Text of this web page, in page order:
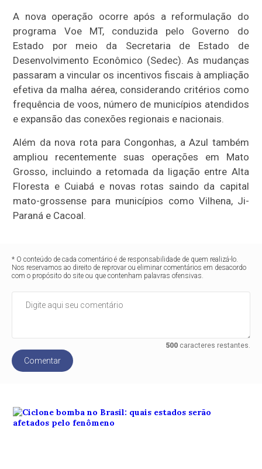
A nova operação ocorre após a reformulação do
programa Voe MT, conduzida pelo Governo do
Estado por meio da Secretaria de Estado de
Desenvolvimento Econômico (Sedec). As mudanças
passaram a vincular os incentivos fiscais à ampliação
efetiva da malha aérea, considerando critérios como
frequência de voos, número de municípios atendidos
e expansão das conexões regionais e nacionais.
Além da nova rota para Congonhas, a Azul também
ampliou recentemente suas operações em Mato
Grosso, incluindo a retomada da ligação entre Alta
Floresta e Cuiabá e novas rotas saindo da capital
mato-grossense para municípios como Vilhena, Ji-
Paraná e Cacoal.
* O conteúdo de cada comentário é de responsabilidade de quem realizá-lo.
Nos reservamos ao direito de reprovar ou eliminar comentários em desacordo
com o propósito do site ou que contenham palavras ofensivas.
500caracteres restantes.
Comentar